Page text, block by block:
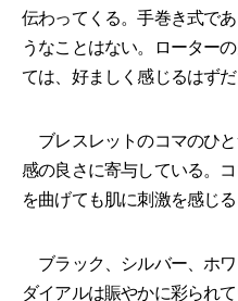
伝わってくる。手巻き式で
うなことはない。ローター
ては、好ましく感じるはずだ
ブレスレットのコマのひ
感の良さに寄与している。
を曲げても肌に刺激を感じ
ブラック、シルバー、ホワ
ダイアルは賑やかに彩られ